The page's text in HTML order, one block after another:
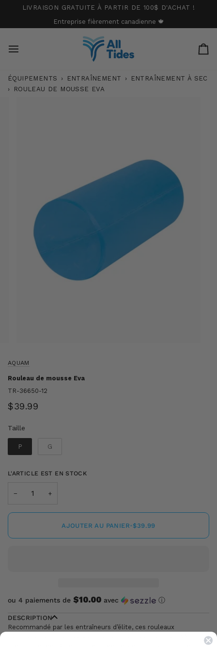
LIVRAISON GRATUITE À PARTIR DE 100$ D'ACHAT !
Entreprise fièrement canadienne 🍁
ÉQUIPEMENTS › ENTRAÎNEMENT ›
ENTRAÎNEMENT À SEC
›
ROULEAU DE MOUSSE EVA
AQUAM
Rouleau de mousse Eva
TR-36650-12
$39.99
Taille
Taille
P
G
L'ARTICLE EST EN STOCK
− +
AJOUTER AU PANIER•$39.99
ou 4 paiements de $10.00 avec ⓘ
DESCRIPTION
Recommandé par les entraîneurs d’élite, ces rouleaux